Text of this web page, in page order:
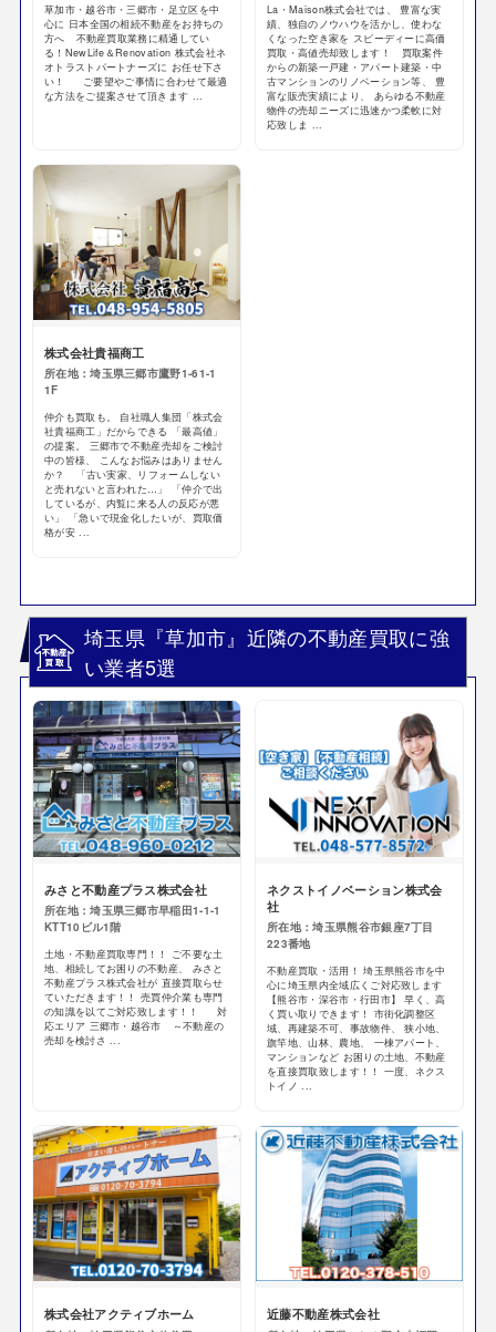
草加市・越谷市・三郷市・足立区を中
心に 日本全国の相続不動産をお持ちの
方へ 不動産買取業務に精通してい
る！ ​NewLife＆Renovation 株式会社ネ
オトラストパートナーズに お任せ下さ
い！ ご要望やご事情に合わせて最適
な方法をご提案させて頂きます ...
La・Maison株式会社では、 豊富な実
績、独自のノウハウを活かし、使わな
くなった空き家を スピーディーに高価
買取・高値売却致します！ 買取案件
からの新築一戸建・アパート建築・中
古マンションのリノベーション等、 豊
富な販売実績により、 あらゆる不動産
物件の売却ニーズに迅速かつ柔軟に対
応致しま ...
株式会社貴福商工
所在地：埼玉県三郷市鷹野1-61-1
1F
仲介も買取も。 自社職人集団「株式会
社貴福商工」だからできる 「最高値」
の提案。 三郷市で不動産売却をご検討
中の皆様、 こんなお悩みはありません
か？ 「古い実家、リフォームしない
と売れないと言われた…」 「仲介で出
しているが、内覧に来る人の反応が悪
い」 「急いで現金化したいが、買取価
格が安 ...
埼玉県『草加市』近隣の不動産買取に強
い業者5選
みさと不動産プラス株式会社
所在地：埼玉県三郷市早稲田1-1-1
KTT10ビル1階
土地・不動産買取専門！！ ご不要な土
地、相続してお困りの不動産、 みさと
不動産プラス株式会社が 直接買取らせ
ていただきます！！ 売買仲介業も専門
の知識を以てご対応致します！！ 対
応エリア 三郷市・越谷市 ～不動産の
売却を検討さ ...
ネクストイノベーション株式会
社
所在地：埼玉県熊谷市銀座7丁目
223番地
不動産買取・活用！ 埼玉県熊谷市を中
心に埼玉県内全域広くご対応致します
【熊谷市・深谷市・行田市】 早く、高
く買い取りできます！ 市街化調整区
域、再建築不可、事故物件、 狭小地、
旗竿地、山林、農地、 一棟アパート、
マンションなど お困りの土地、不動産
を直接買取致します！！ 一度、ネクス
トイノ ...
株式会社アクティブホーム 近藤不動産株式会社